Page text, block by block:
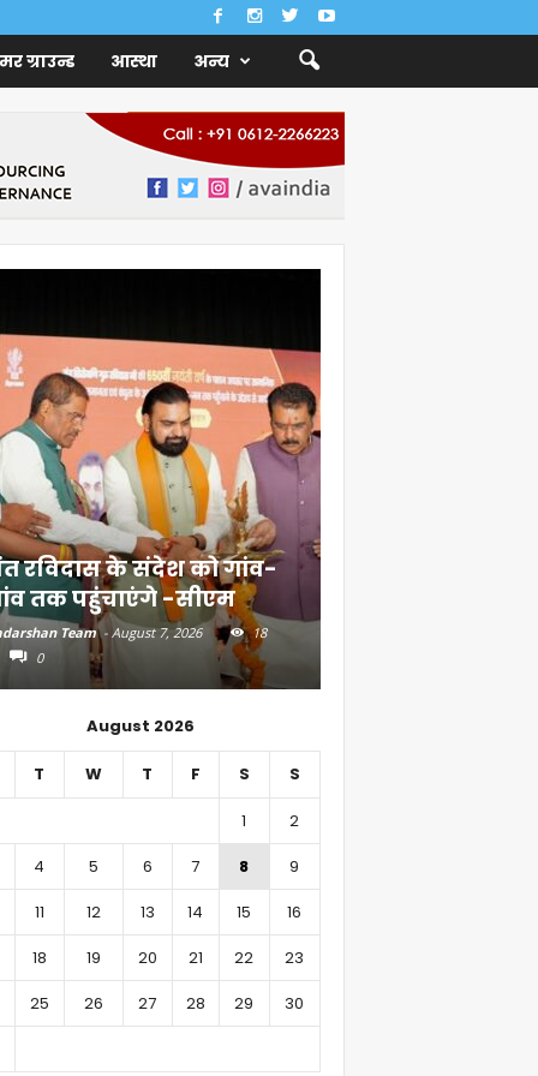
ग्राउन्ड आस्था अन्य
रविदास के संदेश को गांव-
तक पहुंचाएंगे -सीएम
Team - August 7, 2026
18
0
August 2026
T W T F S S
1
2
4 5 6 7 8
9
11 12 13 14 15
16
18 19 20 21 22
23
25 26 27 28 29
30